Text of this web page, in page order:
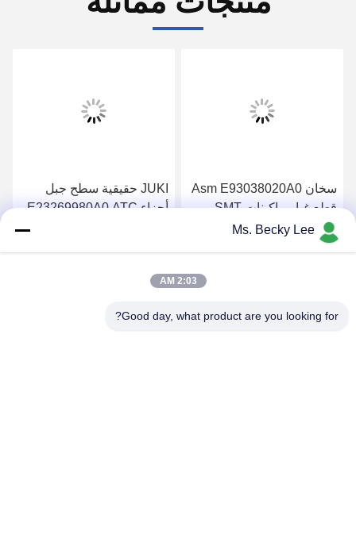
سخان Asm E93038020A0
قطع غيار ماكينات SMT
سنة
JUKI حقيقية سطح جبل
أجزاء E23269980A0 ATC
OFFSET BOSS ASM 2 ل
Ms. Becky Lee
2:03 AM
Good day, what product are you looking for?